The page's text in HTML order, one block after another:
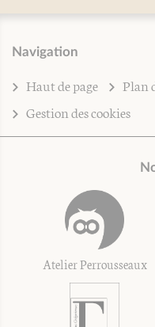
Navigation
Haut de page Plan
Gestion des cookies
Atelier Perrousseaux